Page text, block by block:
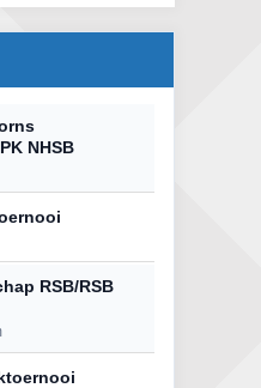
NHSB
RSB/RSB